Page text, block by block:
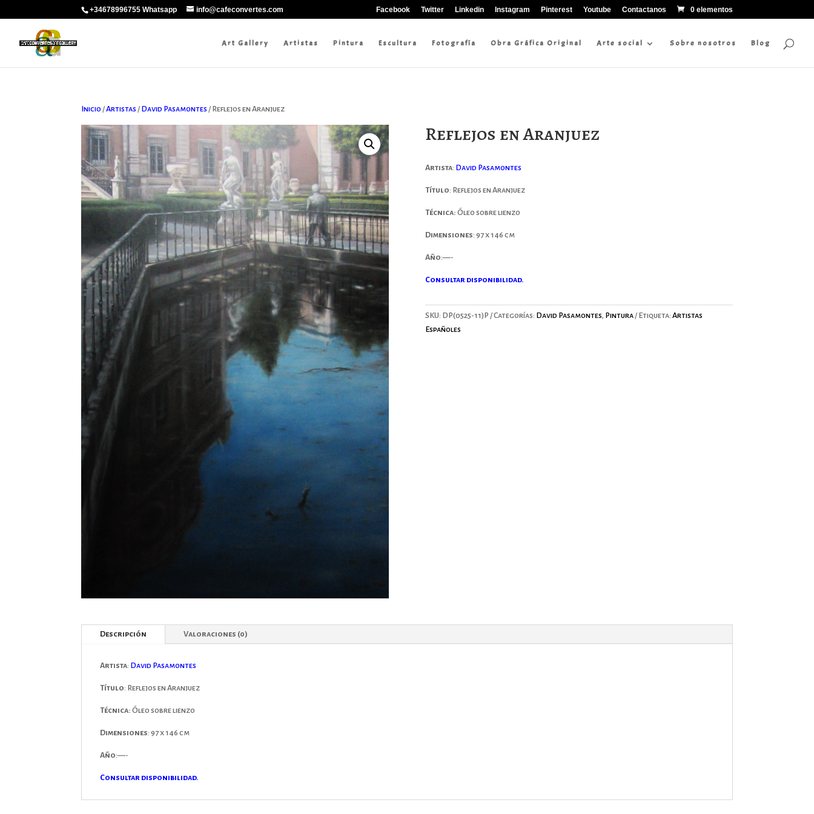
+34678996755 Whatsapp info@cafeconvertes.com Facebook Twitter Linkedin Instagram Pinterest Youtube Contactanos 0 elementos
Art Gallery Artistas Pintura Escultura Fotografía Obra Gráfica Original Arte social Sobre nosotros Blog
Inicio /Artistas / David Pasamontes / Reflejos en Aranjuez
Reflejos en Aranjuez
Artista: David Pasamontes
Título: Reflejos en Aranjuez
Técnica: Óleo sobre lienzo
Dimensiones: 97 x 146 cm
Año:—-
Consultar disponibilidad.
SKU: DP(0525-11)P Categorías: David Pasamontes, Pintura Etiqueta: Artistas
Españoles
Descripción Valoraciones (0)
Artista: David Pasamontes
Título: Reflejos en Aranjuez
Técnica:Óleo sobre lienzo
Dimensiones: 97 x 146 cm
Año:—-
Consultar disponibilidad.